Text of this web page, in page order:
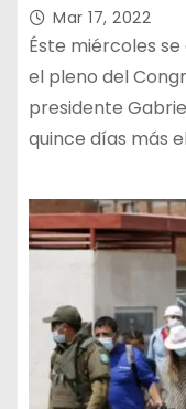
Mar 17, 2022
Éste miércoles
el pleno del
presidente
quince días más